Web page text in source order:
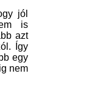
jól
is
azt
Így
egy
nem